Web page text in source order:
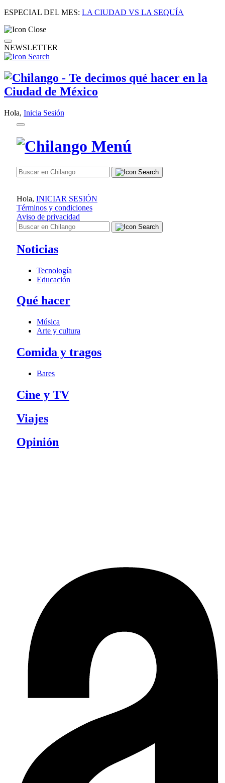
ESPECIAL DEL MES: LA CIUDAD VS LA SEQUÍA
NEWSLETTER
Hola, Inicia Sesión
Hola, INICIAR SESIÓN
Términos y condiciones
Aviso de privacidad
Noticias
Tecnología
Educación
Qué hacer
Música
Arte y cultura
Comida y tragos
Bares
Cine y TV
Viajes
Opinión